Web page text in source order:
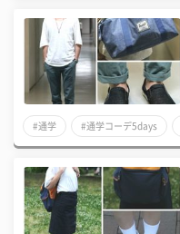
#通学 #通学コーデ5days